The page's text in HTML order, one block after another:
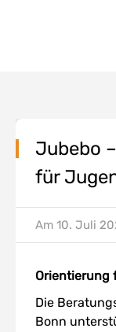
Jubebo
für
Am 10. Juli
Orientierung
Die
Bonn